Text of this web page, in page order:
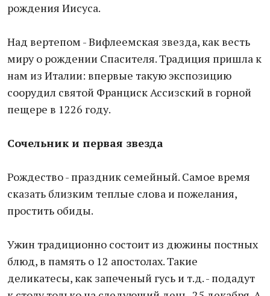
рождения Иисуса.
Над вертепом - Вифлеемская звезда, как весть
миру о рождении Спасителя. Традиция пришла к
нам из Италии: впервые такую экспозицию
соорудил святой Франциск Ассизский в горной
пещере в 1226 году.
Сочельник и первая звезда
Рождество - праздник семейный. Самое время
сказать близким теплые слова и пожелания,
простить обиды.
Ужин традиционно состоит из дюжины постных
блюд, в память о 12 апостолах. Такие
деликатесы, как запеченый гусь и т.д. - подадут